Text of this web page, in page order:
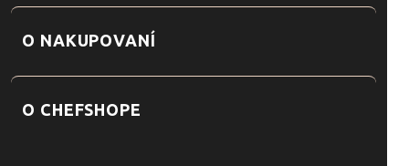
O NAKUPOVANÍ
O CHEFSHOPE